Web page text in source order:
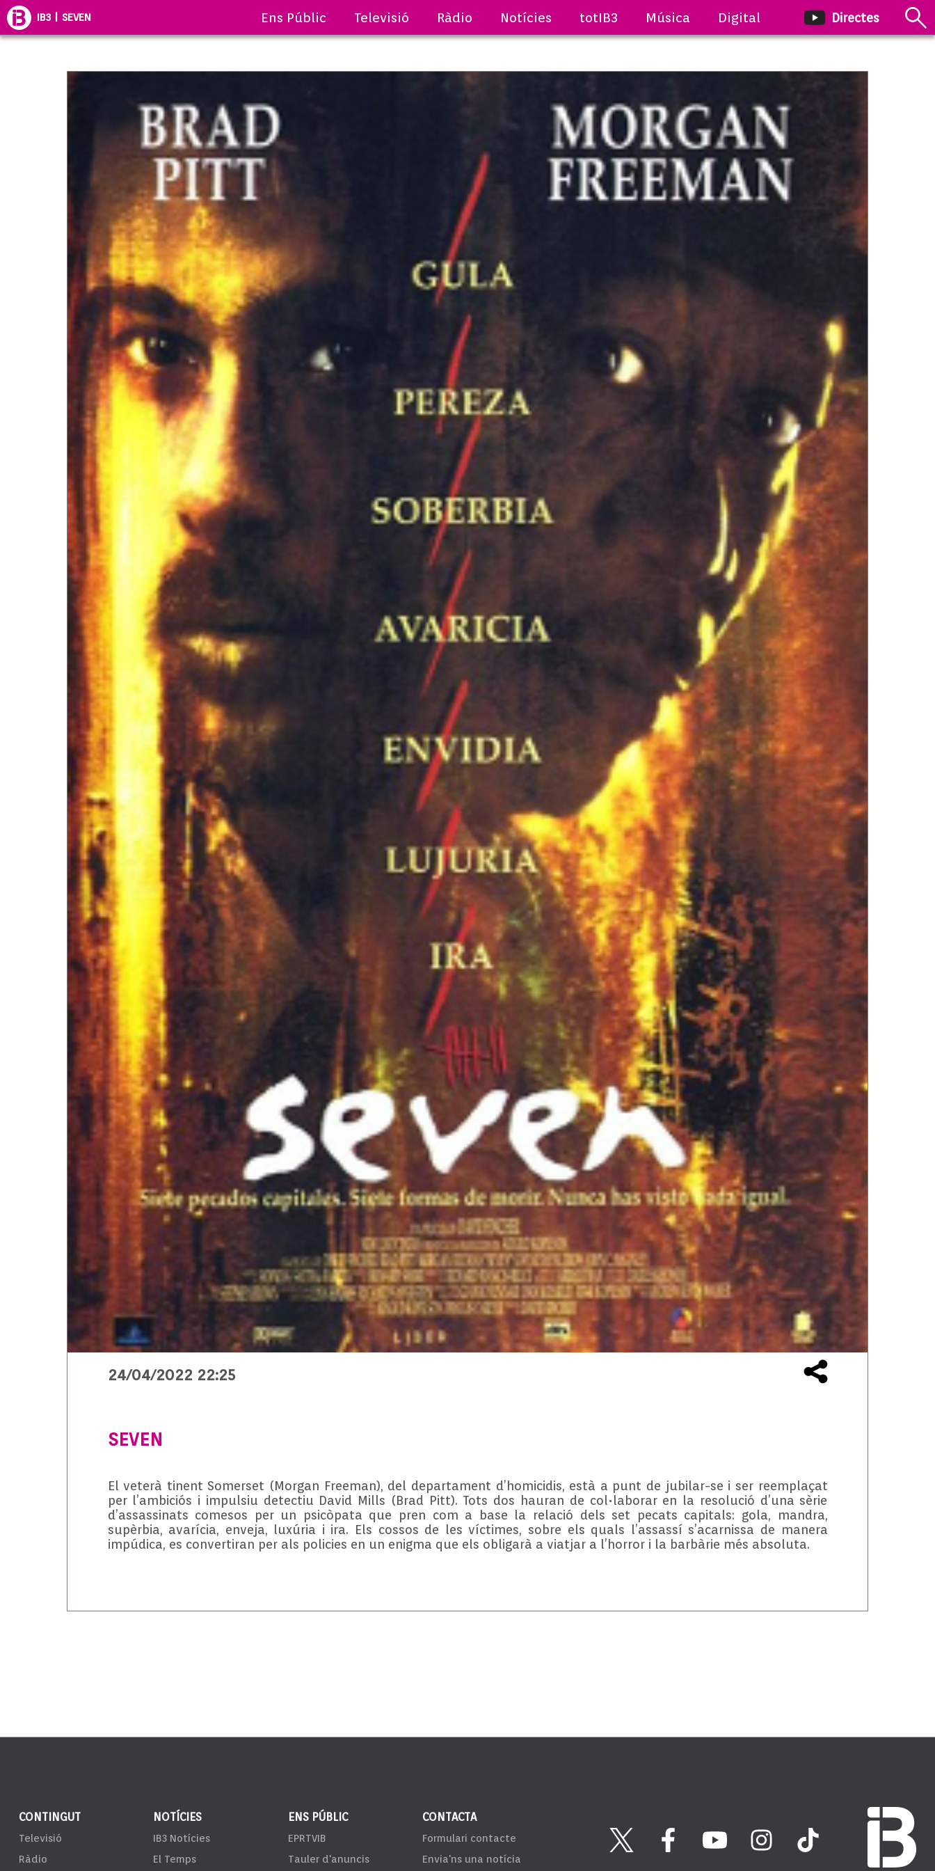
IB3 | SEVEN Ens Públic Televisió Ràdio Notícies totIB3 Música Digital Directes
24/04/2022 22:25
SEVEN
El veterà tinent Somerset (Morgan Freeman), del departament d’homicidis, està a punt de jubilar-se i ser reemplaçat
per l’ambiciós i impulsiu detectiu David Mills (Brad Pitt). Tots dos hauran de col•laborar en la resolució d’una sèrie
d’assassinats comesos per un psicòpata que pren com a base la relació dels set pecats capitals: gola, mandra,
supèrbia, avarícia, enveja, luxúria i ira. Els cossos de les víctimes, sobre els quals l’assassí s’acarnissa de manera
impúdica, es convertiran per als policies en un enigma que els obligarà a viatjar a l’horror i la barbàrie més absoluta.
CONTINGUT
Televisió
Ràdio
NOTÍCIES
IB3 Notícies
El Temps
ENS PÚBLIC
EPRTVIB
Tauler d'anuncis
CONTACTA
Formulari contacte
Envia'ns una notícia